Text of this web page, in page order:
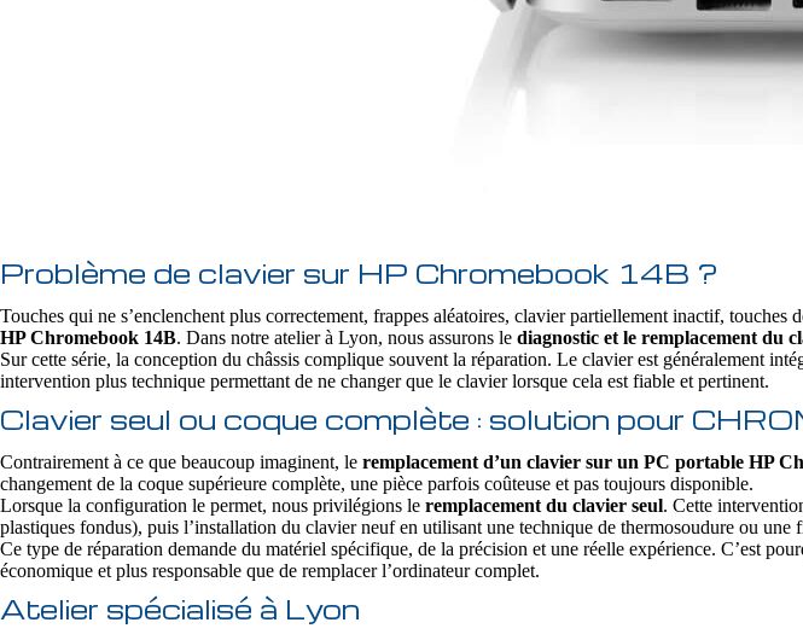
Problème de clavier sur HP Chromebook 14B ?
Touches qui ne s’enclenchent plus correctement, frappes aléatoires, clavier partiellement inactif,
HP Chromebook 14B. Dans notre atelier à Lyon, nous assurons le diagnostic et le remplacement du
Sur cette série, la conception du châssis complique souvent la réparation. Le clavier est généralement
intervention plus technique permettant de ne changer que le clavier lorsque cela est fiable et pertinent.
Clavier seul ou coque complète : solution pour
Contrairement à ce que beaucoup imaginent, le remplacement d’un clavier sur un PC portable HP
changement de la coque supérieure complète, une pièce parfois coûteuse et pas toujours disponible.
Lorsque la configuration le permet, nous privilégions le remplacement du clavier seul. Cette
plastiques fondus), puis l’installation du clavier neuf en utilisant une technique de thermosoudure ou
Ce type de réparation demande du matériel spécifique, de la précision et une réelle expérience. C’est
économique et plus responsable que de remplacer l’ordinateur complet.
Atelier spécialisé à Lyon